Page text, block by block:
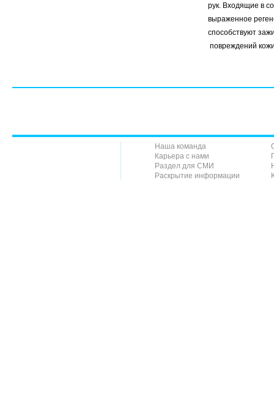
рук. Входящие в
выраженное
способствуют
повреждений
Наша команда
Карьера с нами
Раздел для СМИ
Раскрытие информации